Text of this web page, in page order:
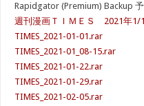
Rapidgator (Premium) Backup
週刊漫画ＴＩＭＥＳ 2021年1/
TIMES_2021-01-01.rar
TIMES_2021-01_08-15.rar
TIMES_2021-01-22.rar
TIMES_2021-01-29.rar
TIMES_2021-02-05.rar